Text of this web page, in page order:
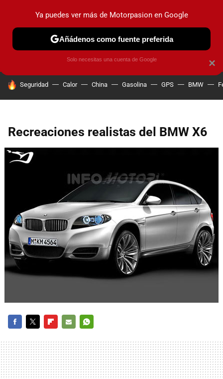
PRUEBAS COCHES ELÉCTRICOS OBSERVATORIO
HOY SE HABLA DE
Seguridad Calor China Gasolina GPS BMW
Recreaciones realistas del BMW X6
MAIL
×
Ya puedes ver más de Motorpasion en Google
Añádenos como fuente preferida
Solo necesitas una cuenta de Google